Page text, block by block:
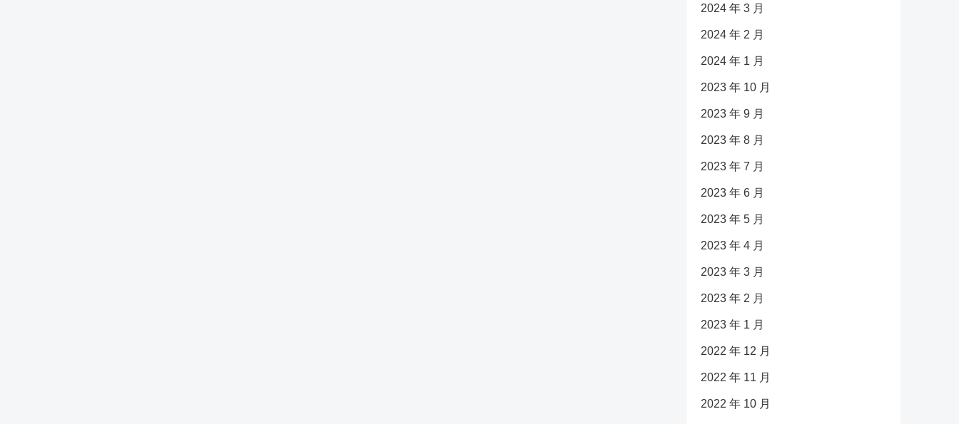
2024 年 3 月
2024 年 2 月
2024 年 1 月
2023 年 10 月
2023 年 9 月
2023 年 8 月
2023 年 7 月
2023 年 6 月
2023 年 5 月
2023 年 4 月
2023 年 3 月
2023 年 2 月
2023 年 1 月
2022 年 12 月
2022 年 11 月
2022 年 10 月